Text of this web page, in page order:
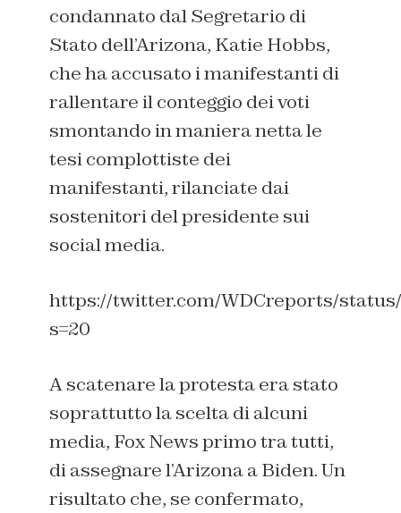
condannato dal Segretario di
Stato dell’Arizona, Katie Hobbs,
che ha accusato i manifestanti di
rallentare il conteggio dei voti
smontando in maniera netta le
tesi complottiste dei
manifestanti, rilanciate dai
sostenitori del presidente sui
social media.
https://twitter.com/WDCreports/status/
s=20
A scatenare la protesta era stato
soprattutto la scelta di alcuni
media, Fox News primo tra tutti,
di assegnare l’Arizona a Biden. Un
risultato che, se confermato,